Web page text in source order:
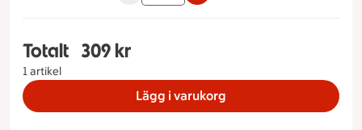
Totalt
1 artikel
Totalt 1 stycken Studenttårta Text på tårta Nej
309 kr
Lägg i varukorg